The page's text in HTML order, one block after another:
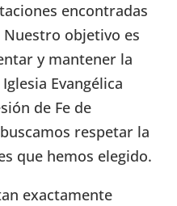
encontradas
Nuestro objetivo es
y mantener la
Evangélica
de Fe de
respetar la
que hemos elegido.
exactamente